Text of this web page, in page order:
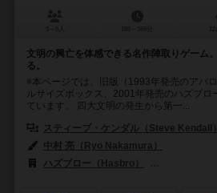
文明の興亡を体感できる名作陣取りゲーム
る。
※本ページでは、旧版（1993年発売のアバ
ルサイズボックス、2001年発売のハズブロ
ています。 四大文明の発生から第一...
スティーブ・ケンダル（Steve Kendall）
中村 亮（Ryo Nakamura）
ハズブロー（Hasbro）